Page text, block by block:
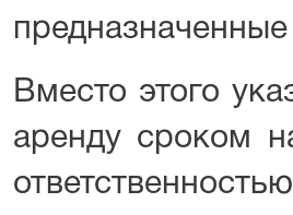
Вместо этого
аренду сроком